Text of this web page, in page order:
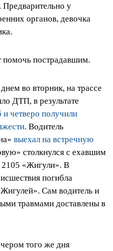
Предварительно у
органов, девочка
пострадавшим.
во вторник, на трассе
ДТП, в результате
и четверо получили
. Водитель
выехал на встречную
столкнулся с ехавшим
2105 «Жигули». В
погибла
Сам водитель и
травмами доставлены в
того же дня